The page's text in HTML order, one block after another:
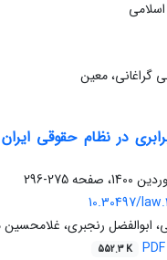
گراغانی، معین
در نظام حقوقی
275-296
10.30497/
ابوالفضل رنجبری،
552.3 K